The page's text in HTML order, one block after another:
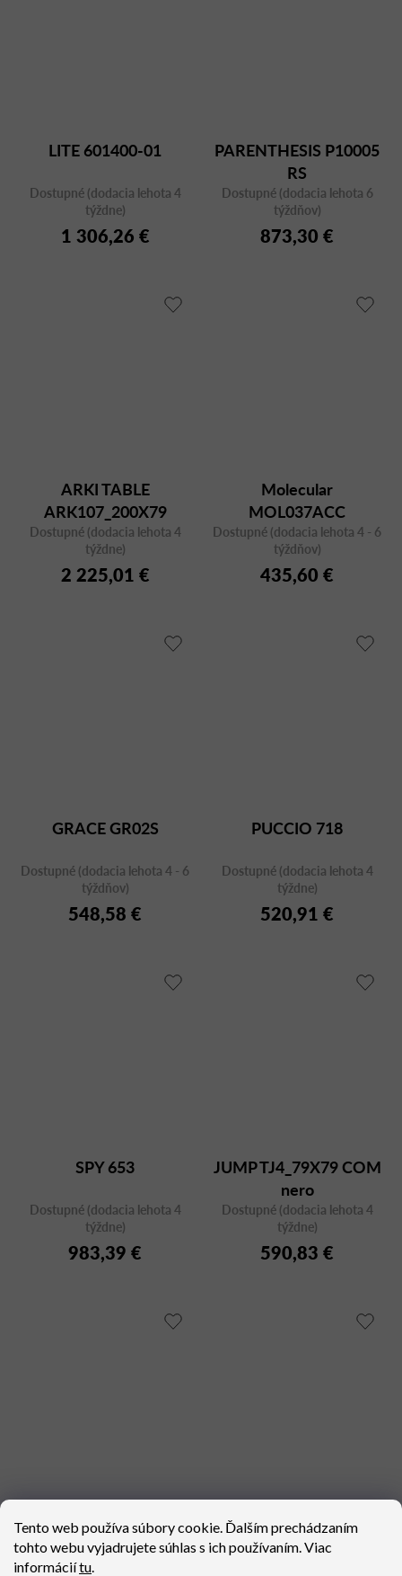
Tento web používa súbory cookie. Ďalším prechádzaním
tohto webu vyjadrujete súhlas s ich používaním. Viac
informáciítu
LITE 601400-01
Dostupné (dodacia lehota 4
týždne)
1 306,26 €
PARENTHESIS P10005
RS
Dostupné (dodacia lehota 6
týždňov)
873,30 €
ARKI TABLE
ARK107_200X79
BIANCO/CFC BI
Dostupné (dodacia lehota 4
týždne)
2 225,01 €
Molecular
MOL037ACC
Dostupné (dodacia lehota 4 - 6
týždňov)
435,60 €
GRACE GR02S
Dostupné (dodacia lehota 4 - 6
týždňov)
548,58 €
PUCCIO 718
Dostupné (dodacia lehota 4
týždne)
520,91 €
SPY 653
Dostupné (dodacia lehota 4
týždne)
983,39 €
JUMP TJ4_79X79 COM
nero
Dostupné (dodacia lehota 4
týždne)
590,83 €
Okrúhly stôl SH30
Dostupné (dodacia lehota 4
týždne)
MORE TMO_110X75
Dostupné (dodacia lehota 4